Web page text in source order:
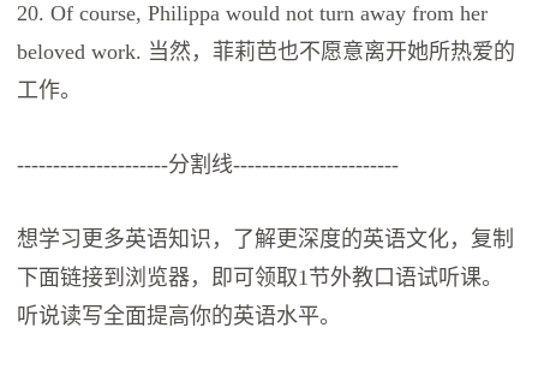
20. Of course, Philippa would not turn away from her
beloved work. 当然，菲莉芭也不愿意离开她所热爱的
工作。
---------------------分割线-----------------------
想学习更多英语知识，了解更深度的英语文化，复制
下面链接到浏览器，即可领取1节外教口语试听课。
听说读写全面提高你的英语水平。